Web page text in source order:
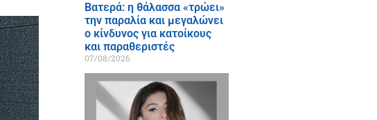
Βατερά: η θάλασσα «τρώει»
την παραλία και μεγαλώνει
ο κίνδυνος για κατοίκους
και παραθεριστές
07/08/2026